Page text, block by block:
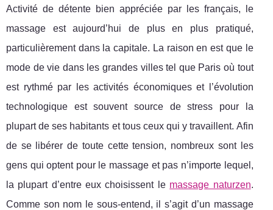
Activité de détente bien appréciée par les français, le
massage est aujourd’hui de plus en plus pratiqué,
particulièrement dans la capitale. La raison en est que le
mode de vie dans les grandes villes tel que Paris où tout
est rythmé par les activités économiques et l’évolution
technologique est souvent source de stress pour la
plupart de ses habitants et tous ceux qui y travaillent. Afin
de se libérer de toute cette tension, nombreux sont les
gens qui optent pour le massage et pas n’importe lequel,
la plupart d’entre eux choisissent le massage naturzen.
Comme son nom le sous-entend, il s’agit d’un massage